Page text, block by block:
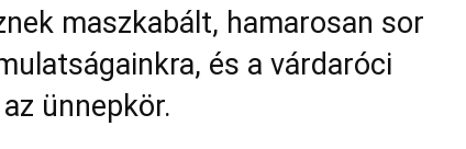
maszkabált, hamarosan sor
és a várdaróci
ünnepkör.